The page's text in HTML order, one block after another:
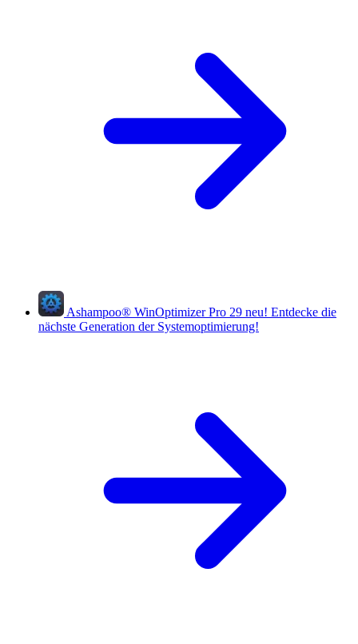
Ashampoo® WinOptimizer Pro 29 neu! Entdecke die
nächste Generation der Systemoptimierung!